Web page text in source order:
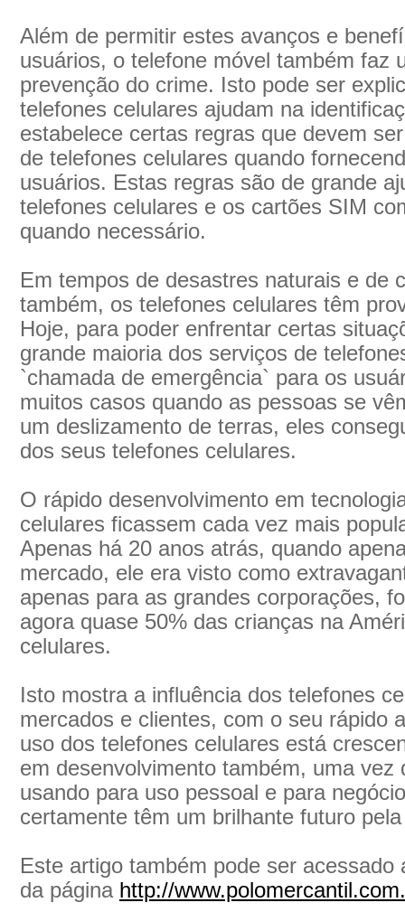
Além de permitir estes avanços e
usuários, o telefone móvel também faz
prevenção do crime. Isto pode ser
telefones celulares ajudam na
estabelece certas regras que devem
de telefones celulares quando
usuários. Estas regras são de grande
telefones celulares e os cartões SIM
quando necessário.
Em tempos de desastres naturais e de
também, os telefones celulares têm
Hoje, para poder enfrentar certas
grande maioria dos serviços de
`chamada de emergência` para os
muitos casos quando as pessoas se
um deslizamento de terras, eles
dos seus telefones celulares.
O rápido desenvolvimento em
celulares ficassem cada vez mais
Apenas há 20 anos atrás, quando
mercado, ele era visto como
apenas para as grandes corporações,
agora quase 50% das crianças na
celulares.
Isto mostra a influência dos telefones
mercados e clientes, com o seu rápido
uso dos telefones celulares está
em desenvolvimento também, uma vez
usando para uso pessoal e para
certamente têm um brilhante futuro
Este artigo também pode ser
da página http://